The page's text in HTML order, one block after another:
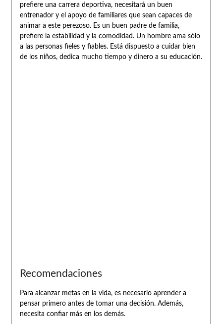
prefiere una carrera deportiva, necesitará un buen
entrenador y el apoyo de familiares que sean capaces de
animar a este perezoso. Es un buen padre de familia,
prefiere la estabilidad y la comodidad. Un hombre ama sólo
a las personas fieles y fiables. Está dispuesto a cuidar bien
de los niños, dedica mucho tiempo y dinero a su educación.
Recomendaciones
Para alcanzar metas en la vida, es necesario aprender a
pensar primero antes de tomar una decisión. Además,
necesita confiar más en los demás.